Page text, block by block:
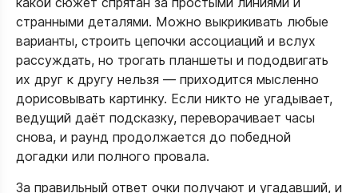
странными деталями. Можно выкрикивать любые
варианты, строить цепочки ассоциаций и вслух
рассуждать, но трогать планшеты и пододвигать
их друг к другу нельзя — приходится мысленно
дорисовывать картинку. Если никто не угадывает,
ведущий даёт подсказку, переворачивает часы
снова, и раунд продолжается до победной
догадки или полного провала.​
За правильный ответ очки получают и угадавший, и